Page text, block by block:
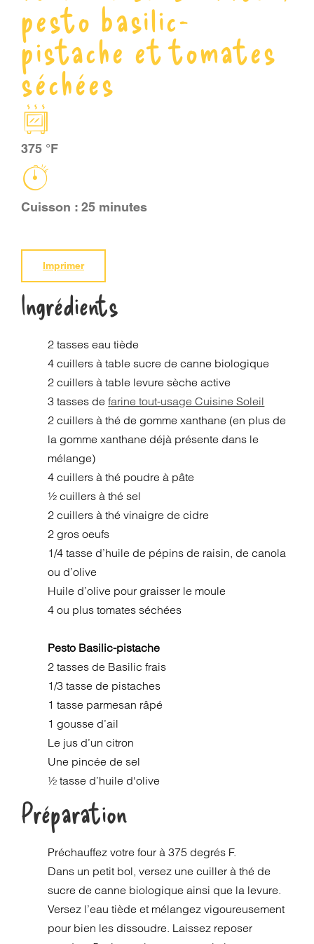
PANIER
pesto basilic-
pistache et tomates
séchées
375 °F
Cuisson : 25 minutes
Imprimer
Ingrédients
2 tasses eau tiède
4 cuillers à table sucre de canne biologique
2 cuillers à table levure sèche active
3 tasses defarine tout-usage Cuisine Soleil
2 cuillers à thé de gomme xanthane (en plus de
la gomme xanthane déjà présente dans le
mélange)
4 cuillers à thé poudre à pâte
½ cuillers à thé sel
2 cuillers à thé vinaigre de cidre
2 gros oeufs
1/4 tasse d’huile de pépins de raisin, de canola
ou d’olive
Huile d’olive pour graisser le moule
4 ou plus tomates séchées
Pesto Basilic-pistache
2 tasses de Basilic frais
1/3 tasse de pistaches
1 tasse parmesan râpé
1 gousse d’ail
Le jus d’un citron
Une pincée de sel
½ tasse d’huile d'olive
Préparation
Préchauffez votre four à 375 degrés F.
Dans un petit bol, versez une cuiller à thé de
sucre de canne biologique ainsi que la levure.
Versez l’eau tiède et mélangez vigoureusement
pour bien les dissoudre. Laissez reposer